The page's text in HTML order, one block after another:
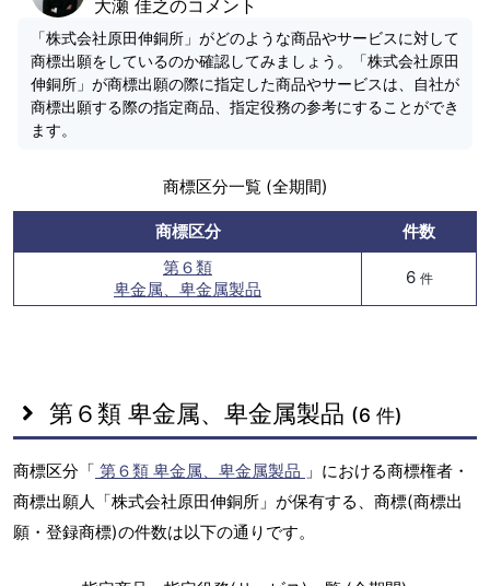
大瀬 佳之のコメント
「株式会社原田伸銅所」がどのような商品やサービスに対して
商標出願をしているのか確認してみましょう。「株式会社原田
伸銅所」が商標出願の際に指定した商品やサービスは、自社が
商標出願する際の指定商品、指定役務の参考にすることができ
ます。
商標区分一覧 (全期間)
商標区分
件数
第６類
卑金属、卑金属製品
6 件
第６類 卑金属、卑金属製品 (6 件)
商標区分「 第６類 卑金属、卑金属製品 」における商標権者・
商標出願人「株式会社原田伸銅所」が保有する、商標(商標出
願・登録商標)の件数は以下の通りです。